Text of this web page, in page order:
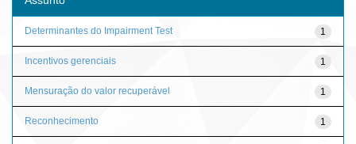
1
Determinantes do Impairment Test
1
Incentivos gerenciais
1
Mensuração do valor recuperável
1
Reconhecimento